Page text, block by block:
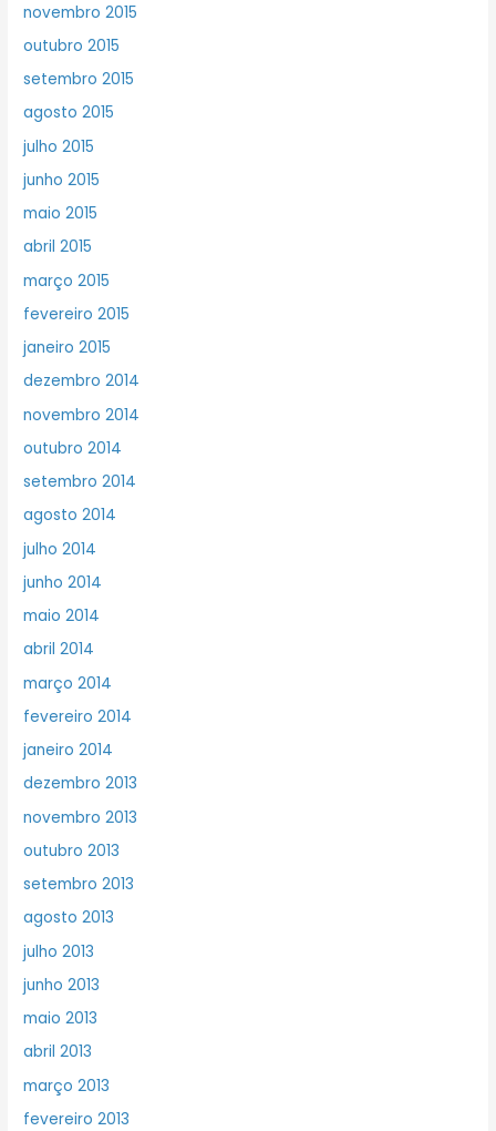
novembro 2015
outubro 2015
setembro 2015
agosto 2015
julho 2015
junho 2015
maio 2015
abril 2015
março 2015
fevereiro 2015
janeiro 2015
dezembro 2014
novembro 2014
outubro 2014
setembro 2014
agosto 2014
julho 2014
junho 2014
maio 2014
abril 2014
março 2014
fevereiro 2014
janeiro 2014
dezembro 2013
novembro 2013
outubro 2013
setembro 2013
agosto 2013
julho 2013
junho 2013
maio 2013
abril 2013
março 2013
fevereiro 2013